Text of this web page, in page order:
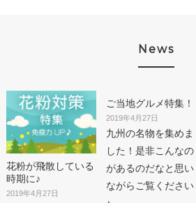
News
花粉が飛散している
時期に♪
2019年4月27日
ご当地グルメ特集！
2019年4月27日
九州の名物を集めま
した！是非こんなの
があるのだなと思い
ながらご覧ください